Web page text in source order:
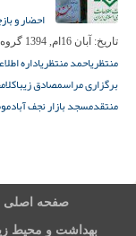
احضار و
تاریخ: آبان 16ام, 1394
منتظریاحمد منتظریاداره
برگزاری مراسمصادق زیباکلام
منتقدمسجد بازار نجف آباد
صفحه اصلی
بهداشت و محیط